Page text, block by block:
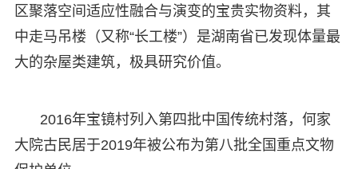
区聚落空间适应性融合与演变的宝贵实物资料，其
中走马吊楼（又称“长工楼”）是湖南省已发现体量最
大的杂屋类建筑，极具研究价值。
2016年宝镜村列入第四批中国传统村落，何家
大院古民居于2019年被公布为第八批全国重点文物